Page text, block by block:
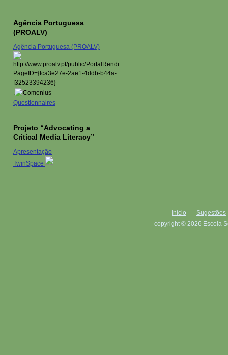
Agência Portuguesa
(PROALV)
Agência Portuguesa (PROALV)
.
Questionnaires
Projeto “Advocating a
Critical Media Literacy”
Apresentação
TwinSpace
Início
Sugestões
copyright © 2026 Escola